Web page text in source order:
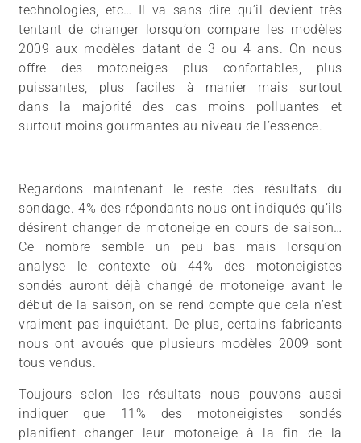
technologies, etc… Il va sans dire qu’il devient très
tentant de changer lorsqu’on compare les modèles
2009 aux modèles datant de 3 ou 4 ans. On nous
offre des motoneiges plus confortables, plus
puissantes, plus faciles à manier mais surtout
dans la majorité des cas moins polluantes et
surtout moins gourmantes au niveau de l’essence.
Regardons maintenant le reste des résultats du
sondage. 4% des répondants nous ont indiqués qu’ils
désirent changer de motoneige en cours de saison…
Ce nombre semble un peu bas mais lorsqu’on
analyse le contexte où 44% des motoneigistes
sondés auront déjà changé de motoneige avant le
début de la saison, on se rend compte que cela n’est
vraiment pas inquiétant. De plus, certains fabricants
nous ont avoués que plusieurs modèles 2009 sont
tous vendus.
Toujours selon les résultats nous pouvons aussi
indiquer que 11% des motoneigistes sondés
planifient changer leur motoneige à la fin de la